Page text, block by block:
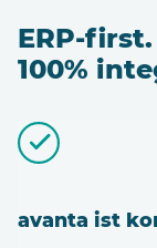
ERP-first.
100%
avanta ist